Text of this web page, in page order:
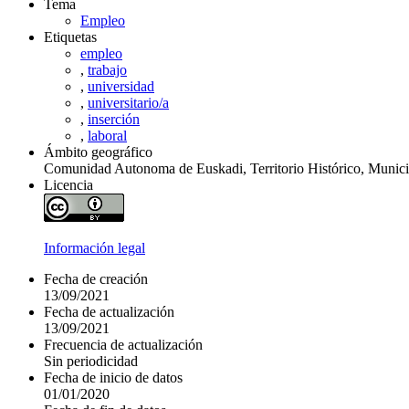
Tema
Empleo
Etiquetas
empleo
, trabajo
, universidad
, universitario/a
, inserción
, laboral
Ámbito geográfico
Comunidad Autonoma de Euskadi, Territorio Histórico,
Licencia
Información legal
Fecha de creación
13/09/2021
Fecha de actualización
13/09/2021
Frecuencia de actualización
Sin periodicidad
Fecha de inicio de datos
01/01/2020